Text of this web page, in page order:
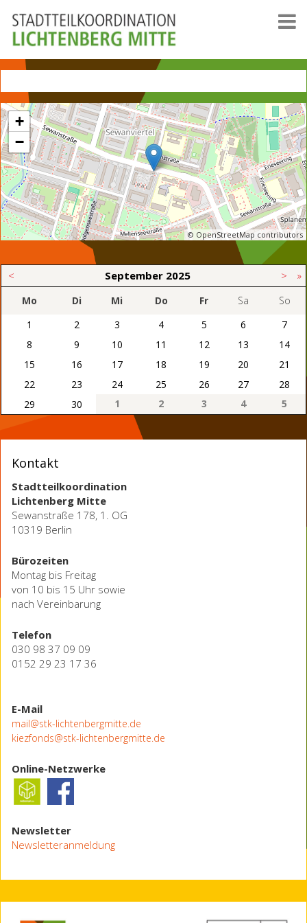
+
−
© OpenStreetMap contributors
< September 2025 > »
Mo Di Mi Do Fr Sa
So
1
2 3 4 5 6
7
8
9 10 11 12 13
14
15
16 17 18 19 20
21
22
23 24 25 26 27
28
29
30 1 2 3 4 5
Kontakt
Stadtteilkoordination
Lichtenberg Mitte
Sewanstraße 178, 1. OG
10319 Berlin
Bürozeiten
Montag bis Freitag
von 10 bis 15 Uhr sowie
nach Vereinbarung
Telefon
030 98 37 09 09
0152 29 23 17 36
E-Mail
mail@stk-lichtenbergmitte.de
kiezfonds@stk-lichtenbergmitte.de
Online-Netzwerke
Newsletter
Newsletteranmeldung